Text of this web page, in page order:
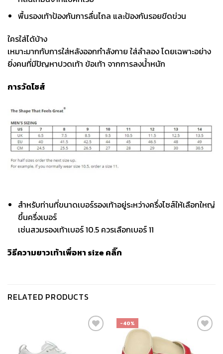
พื้นรองเท้าป้องกันการลื่นไถล และป้องกันรอยขีดข่วน
ใครใส่ได้บ้าง
เหมาะมากกับการใส่หลังออกกำลังกาย ใส่ลำลอง โดยเฉพาะอย่าง
ยิ่งคนที่มีปัญหาปวดเท้า ข้อเท้า จากการลงน้ำหนัก
การวัดไซส์
สำหรับท่านที่ขนาดเบอร์รองเท้าอยู่ระหว่างครึ่งไซส์ให้เลือกใหญ่
ขึ้นครึ่งเบอร์
เช่นสวมรองเท้าเบอร์ 10.5 ควรเลือกเบอร์ 11
วิธีความยาวเท้าเพื่อหา size คลิ๊ก
RELATED PRODUCTS
-40%